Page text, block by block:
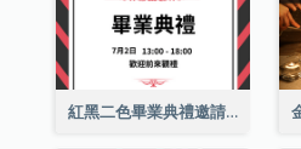
紅黑二色畢業典禮邀請函